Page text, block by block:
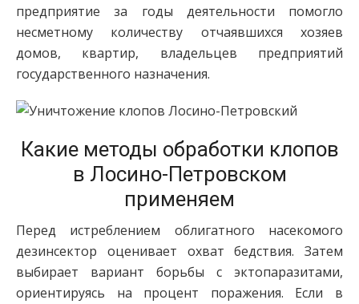
предприятие за годы деятельности помогло
несметному количеству отчаявшихся хозяев
домов, квартир, владельцев предприятий
государственного назначения.
Какие методы обработки клопов
в Лосино-Петровском
применяем
Перед истреблением облигатного насекомого
дезинсектор оценивает охват бедствия. Затем
выбирает вариант борьбы с эктопаразитами,
ориентируясь на процент поражения. Если в